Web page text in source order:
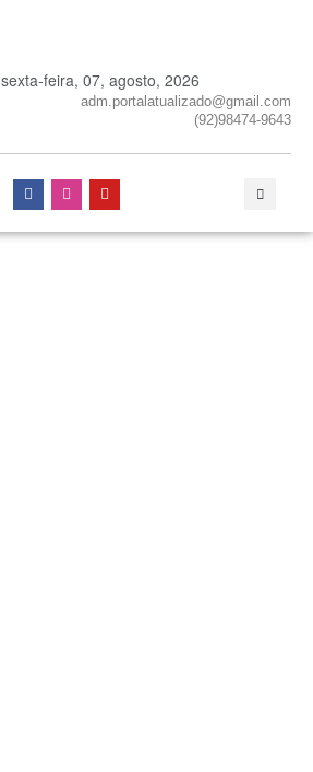
sexta-feira, 07, agosto, 2026
adm.portalatualizado@gmail.com
(92)98474-9643